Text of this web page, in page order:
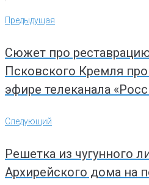
Навигация
по
Предыдущая
Предыдущая
Сюжет про
Псковского Кремля
эфире телеканала
Следующий
Следующий
Решетка из чугунного
Архирейского дома на